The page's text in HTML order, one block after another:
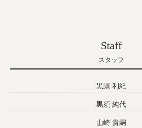
Staff
スタッフ
黒須 利紀
黒須 純代
山崎 貴嗣